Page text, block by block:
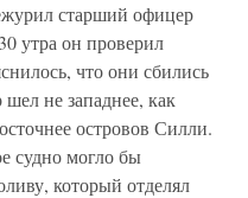
старший офицер
утра он проверил
что они сбились
не западнее, как
островов Силли.
судно могло бы
который отделял